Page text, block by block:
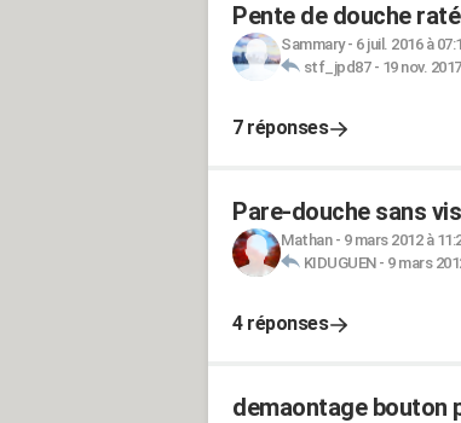
Pente de douche
Sammary- 6 juil. 2016 à
stf_jpd87- 19 nov.
7 réponses
Pare-douche sans
Mathan- 9 mars 2012 à
KIDUGUEN- 9 mars
4 réponses
demaontage bouton